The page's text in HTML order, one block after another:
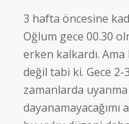
3 hafta öncesine
Oğlum gece 00.30
erken kalkardı.
değil tabi ki. Gece
zamanlarda uyanma
dayanamayacağımı